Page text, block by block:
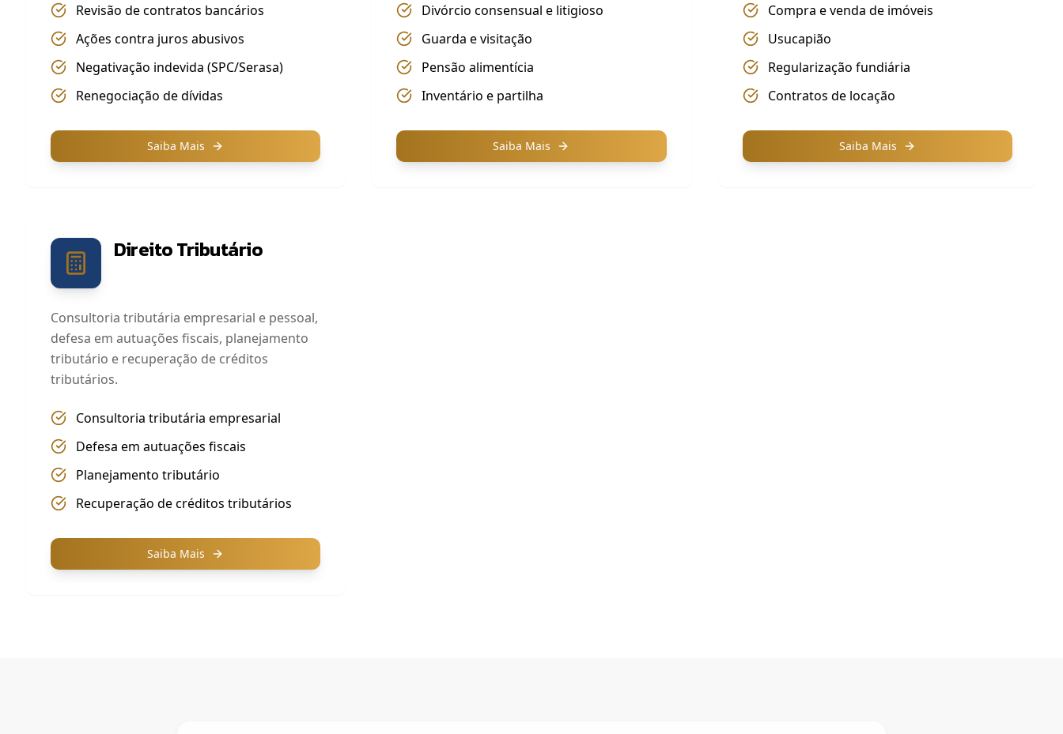
Revisão de contratos bancários
Ações contra juros abusivos
Negativação indevida (SPC/Serasa)
Renegociação de dívidas
Saiba Mais
Divórcio consensual e litigioso
Guarda e visitação
Pensão alimentícia
Inventário e partilha
Saiba Mais
Compra e venda de imóveis
Usucapião
Regularização fundiária
Contratos de locação
Saiba Mais
Direito Tributário
Consultoria tributária empresarial e pessoal,
defesa em autuações fiscais, planejamento
tributário e recuperação de créditos
tributários.
Consultoria tributária empresarial
Defesa em autuações fiscais
Planejamento tributário
Recuperação de créditos tributários
Saiba Mais